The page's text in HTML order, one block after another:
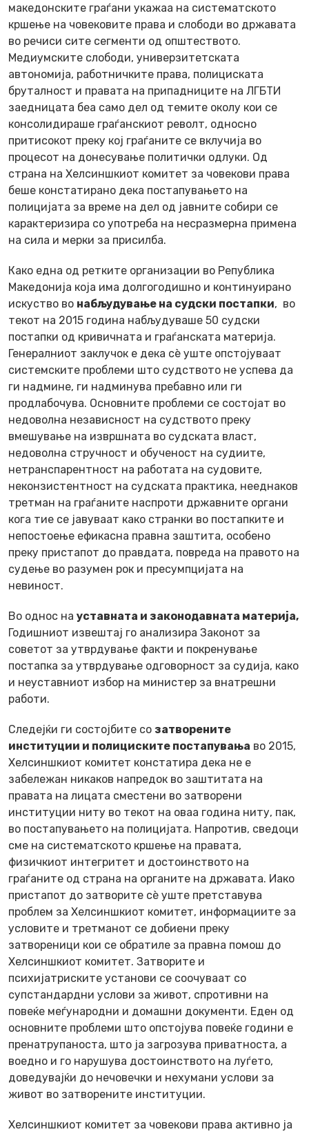
македонските граѓани укажаа на систематското
кршење на човековите права и слободи во државата
во речиси сите сегменти од општеството.
Медиумските слободи, универзитетската
автономија, работничките права, полициската
бруталност и правата на припадниците на ЛГБТИ
заедницата беа само дел од темите околу кои се
консолидираше граѓанскиот револт, односно
притисокот преку кој граѓаните се вклучија во
процесот на донесување политички одлуки. Од
страна на Хелсиншкиот комитет за човекови права
беше констатирано дека постапувањето на
полицијата за време на дел од јавните собири се
карактеризира со употреба на несразмерна примена
на сила и мерки за присилба.
Како една од ретките организации во Република
Македонија која има долгогодишно и континуирано
искуство во набљудување на судски постапки, во
текот на 2015 година набљудуваше 50 судски
постапки од кривичната и граѓанската материја.
Генералниот заклучок е дека сè уште опстојуваат
системските проблеми што судството не успева да
ги надмине, ги надминува пребавно или ги
продлабочува. Основните проблеми се состојат во
недоволна независност на судството преку
вмешување на извршната во судската власт,
недоволна стручност и обученост на судиите,
нетранспарентност на работата на судовите,
неконзистентност на судската практика, нееднаков
третман на граѓаните наспроти државните органи
кога тие се јавуваат како странки во постапките и
непостоење ефикасна правна заштита, особено
преку пристапот до правдата, повреда на правото на
судење во разумен рок и пресумпцијата на
невиност.
Во однос на уставната и законодавната материја,
Годишниот извештај го анализира Законот за
советот за утврдување факти и покренување
постапка за утврдување одговорност за судија, како
и неуставниот избор на министер за внатрешни
работи.
Следејќи ги состојбите со затворените
институции и полициските постапувања во 2015,
Хелсиншкиот комитет констатира дека не е
забележан никаков напредок во заштитата на
правата на лицата сместени во затворени
институции ниту во текот на оваа година ниту, пак,
во постапувањето на полицијата. Напротив, сведоци
сме на систематското кршење на правата,
физичкиот интегритет и достоинството на
граѓаните од страна на органите на државата. Иако
пристапот до затворите сè уште претставува
проблем за Хелсиншкиот комитет, информациите за
условите и третманот се добиени преку
затвореници кои се обратиле за правна помош до
Хелсиншкиот комитет. Затворите и
психијатриските установи се соочуваат со
супстандардни услови за живот, спротивни на
повеќе меѓународни и домашни документи. Еден од
основните проблеми што опстојува повеќе години е
пренатрупаноста, што ја загрозува приватноста, а
воедно и го нарушува достоинството на луѓето,
доведувајќи до нечовечки и нехумани услови за
живот во затворените институции.
Хелсиншкиот комитет за човекови права активно ја